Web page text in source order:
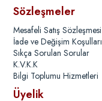
Sözleşmeler
Mesafeli Satış Sözleşmesi
İade ve Değişim Koşulları
Sıkça Sorulan Sorular
K.V.K.K
Bilgi Toplumu Hizmetleri
Üyelik